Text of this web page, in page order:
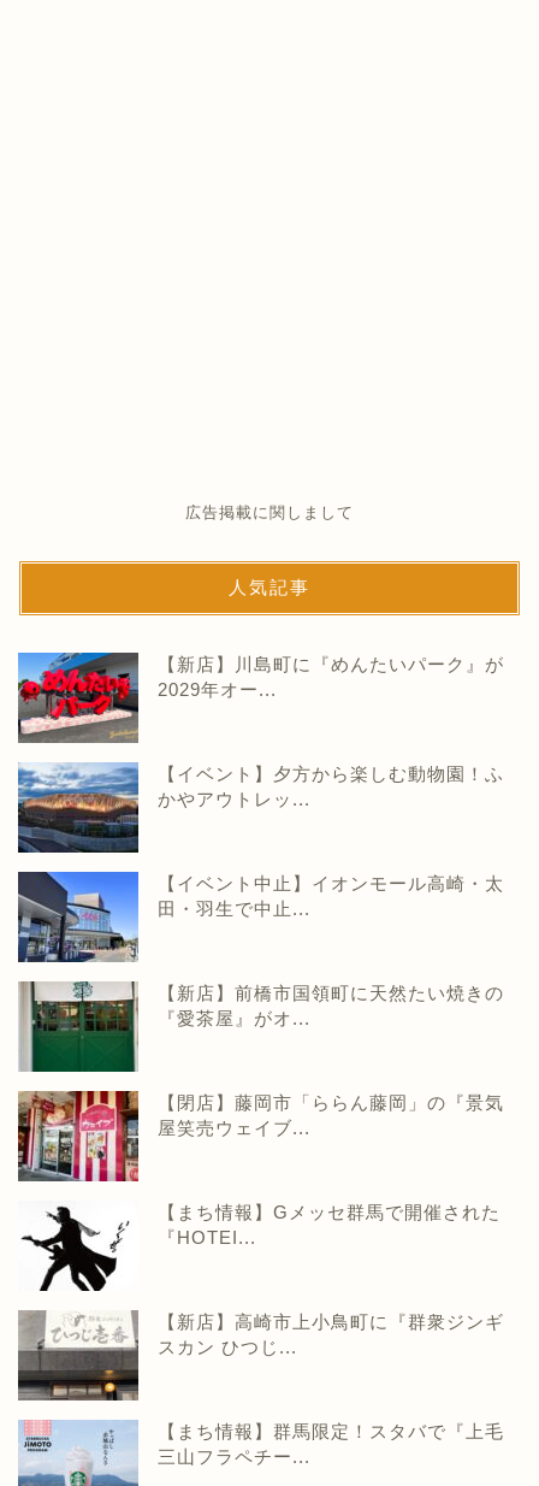
広告掲載に関しまして
人気記事
【新店】川島町に『めんたいパーク』が
2029年オー...
【イベント】夕方から楽しむ動物園！ふ
かやアウトレッ...
【イベント中止】イオンモール高崎・太
田・羽生で中止...
【新店】前橋市国領町に天然たい焼きの
『愛茶屋』がオ...
【閉店】藤岡市「ららん藤岡」の『景気
屋笑売ウェイブ...
【まち情報】Gメッセ群馬で開催された
『HOTEI...
【新店】高崎市上小鳥町に『群衆ジンギ
スカン ひつじ...
【まち情報】群馬限定！スタバで『上毛
三山フラペチー...